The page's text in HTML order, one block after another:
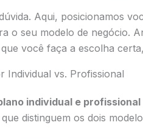
Aqui, posicionamos
o seu modelo de negócio.
você faça a escolha
Individual vs. Profissional
individual e profissional
distinguem os dois